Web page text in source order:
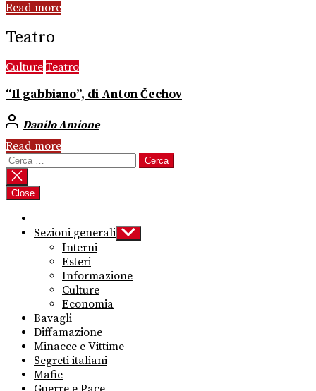
Read more
Teatro
Culture Teatro
“Il gabbiano”, di Anton Čechov
Danilo Amione
Read more
Ricerca
per:
Close
Sezioni generali Show
sub
Interni
Esteri
Informazione
Culture
Economia
Bavagli
Diffamazione
Minacce e Vittime
Segreti italiani
Mafie